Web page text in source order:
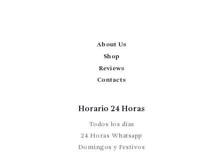
About Us
Shop
Reviews
Contacts
Horario 24 Horas
Todos los dias
24 Horas Whatsapp
Domingos y Festivos